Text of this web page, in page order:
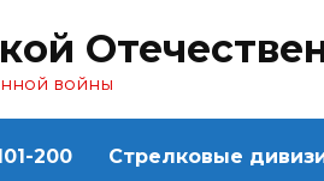
войны
200 Стрелковые